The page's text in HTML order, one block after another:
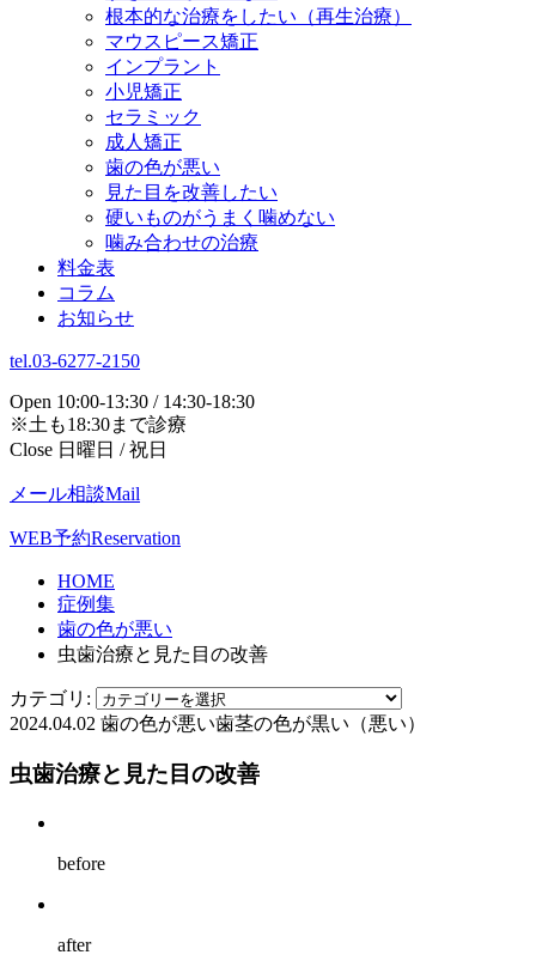
根本的な治療をしたい（再生治療）
マウスピース矯正
インプラント
小児矯正
セラミック
成人矯正
歯の色が悪い
見た目を改善したい
硬いものがうまく噛めない
噛み合わせの治療
料金表
コラム
お知らせ
tel.03-6277-2150
Open 10:00-13:30 / 14:30-18:30
※土も18:30まで診療
Close 日曜日 / 祝日
メール相談Mail
WEB予約Reservation
HOME
症例集
歯の色が悪い
虫歯治療と見た目の改善
カテゴリ:
2024.04.02 歯の色が悪い歯茎の色が黒い（悪い）
虫歯治療と見た目の改善
before
after